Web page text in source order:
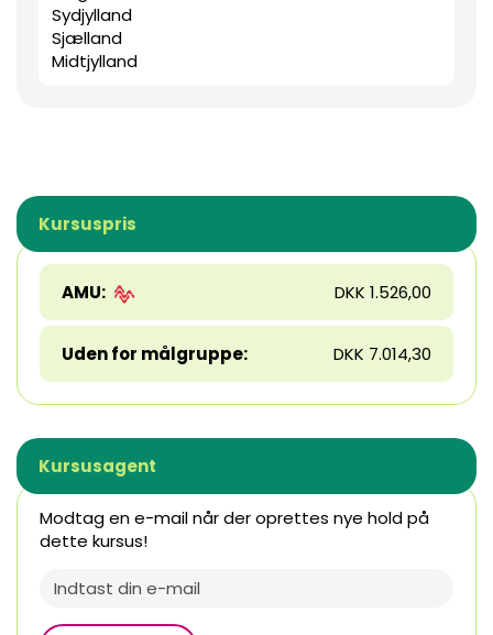
Sydjylland
Sjælland
Midtjylland
Kursuspris
AMU: DKK 1.526,00
Uden for målgruppe: DKK 7.014,30
Kursusagent
Modtag en e-mail når der oprettes nye hold på
dette kursus!